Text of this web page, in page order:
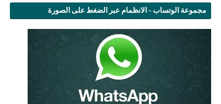
مجموعة الوتساب - الانظمام عبر الضغط على الصورة